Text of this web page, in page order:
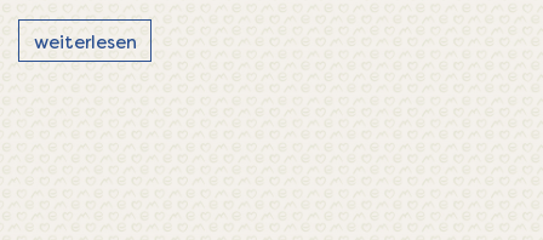
weiterlesen